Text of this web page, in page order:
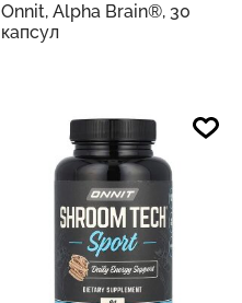
Onnit, Alpha Brain®, 30
капсул